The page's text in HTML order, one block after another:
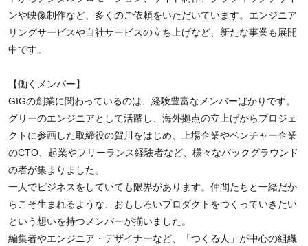
ンや映像制作など、多くのご依頼をいただいています。エンジニア
リングサービスや自社サービスの立ち上げなど、新たな事業も展開
中です。
【働くメンバー】
GIGの創業に関わっているのは、経験豊富なメンバーばかりです。
グリーのエンジニアとして活躍し、海外拠点の立上げからプロジェ
クトに参画した取締役の賀川をはじめ、上場企業やベンチャー企業
のCTO、起業やフリーランス経験者など、様々なバックグラウンド
の者が集まりました。
一人でビジネスをしていても限界があります。仲間たちと一緒だか
らこそ生まれるような、おもしろいプロダクトをつくっていきたい
という想いを持つメンバーが揃いました。
編集者やエンジニア・デザイナーなど、「つくる人」が中心の組織